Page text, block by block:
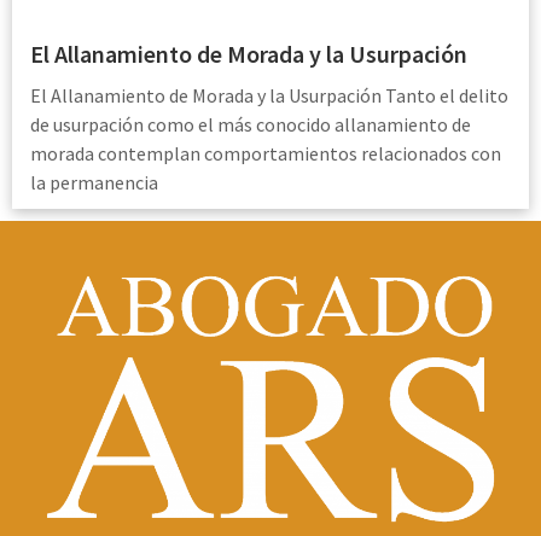
El Allanamiento de Morada y la Usurpación
El Allanamiento de Morada y la Usurpación Tanto el delito
de usurpación como el más conocido allanamiento de
morada contemplan comportamientos relacionados con
la permanencia